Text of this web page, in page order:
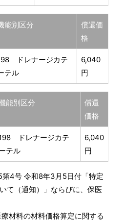
能別区分
償還価
格
ドレナージカテ
テル
6,040
円
能別区分
償還
価格
ドレナージカテ
テル
6,040
円
4号 令和8年3月5日付「特定
て（通知）」ならびに、保医
料の材料価格算定に関する